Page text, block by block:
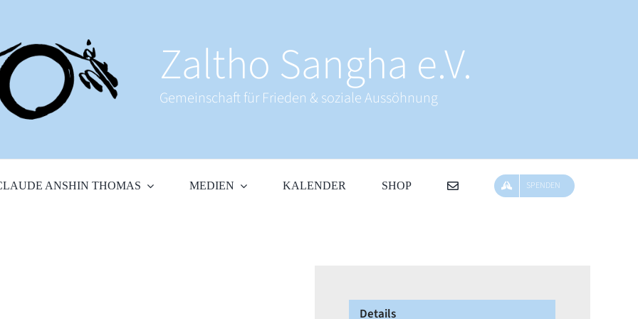
Zaltho Sangha e.V.
Gemeinschaft für Frieden & soziale Aussöhnung
ANSHIN THOMAS MEDIEN KALENDER SHOP SPENDEN
Details